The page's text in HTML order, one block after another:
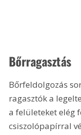
Bőrragasztás
Bőrfeldolgozás
ragasztók a
a felületeket elég
csiszolópapírral